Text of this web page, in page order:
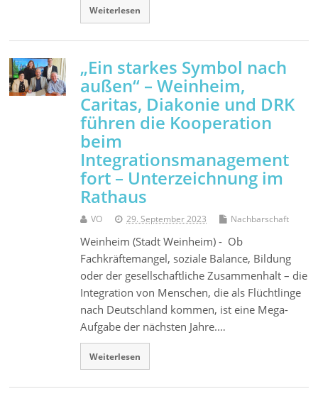
Weiterlesen
„Ein starkes Symbol nach
außen“ – Weinheim,
Caritas, Diakonie und DRK
führen die Kooperation
beim
Integrationsmanagement
fort – Unterzeichnung im
Rathaus
VO 29. September 2023 Nachbarschaft
Weinheim (Stadt Weinheim) - Ob
Fachkräftemangel, soziale Balance, Bildung
oder der gesellschaftliche Zusammenhalt – die
Integration von Menschen, die als Flüchtlinge
nach Deutschland kommen, ist eine Mega-
Aufgabe der nächsten Jahre.…
Weiterlesen